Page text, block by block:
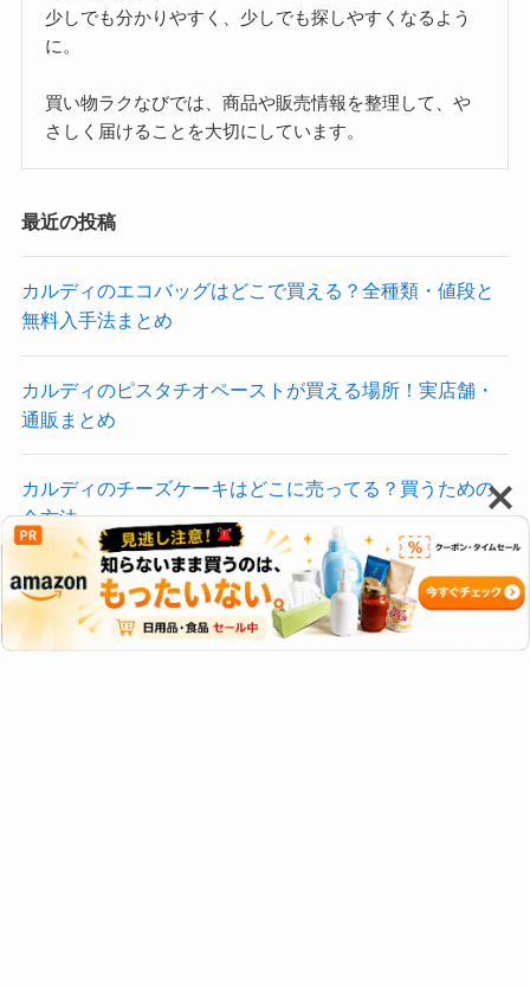
少しでも分かりやすく、少しでも探しやすくなるよう
に。
買い物ラクなびでは、商品や販売情報を整理して、や
さしく届けることを大切にしています。
最近の投稿
カルディのエコバッグはどこで買える？全種類・値段と
無料入手法まとめ
カルディのピスタチオペーストが買える場所！実店舗・
通販まとめ
カルディのチーズケーキはどこに売ってる？買うための
全方法
カルディ フライドチキンの素はどこで買える？店舗・通
販まとめ